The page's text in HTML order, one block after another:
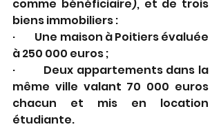
comme bénéficiaire), et de trois
biens immobiliers :
·         Une maison à Poitiers évaluée
à 250 000 euros ;
·         Deux appartements dans la
même ville valant 70 000 euros
chacun et mis en location
étudiante.